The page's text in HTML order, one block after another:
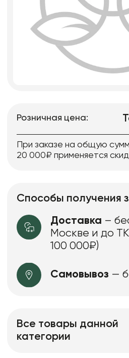
Розничная цена:
При заказе на общую
20 000₽ применяется
Способы получения
Доставка –
Москве и до
100 000₽)
Самовывоз —
Все товары данной
категории